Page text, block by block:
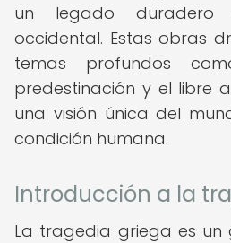
un legado
occidental. Estas obras
temas profundos
predestinación y el libre
una visión única del
condición humana.
Introducción a la
La tragedia griega es